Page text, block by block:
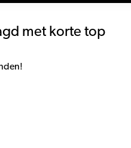
met korte top